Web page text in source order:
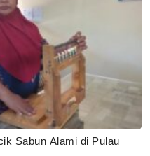
Sabun Alami di Pulau